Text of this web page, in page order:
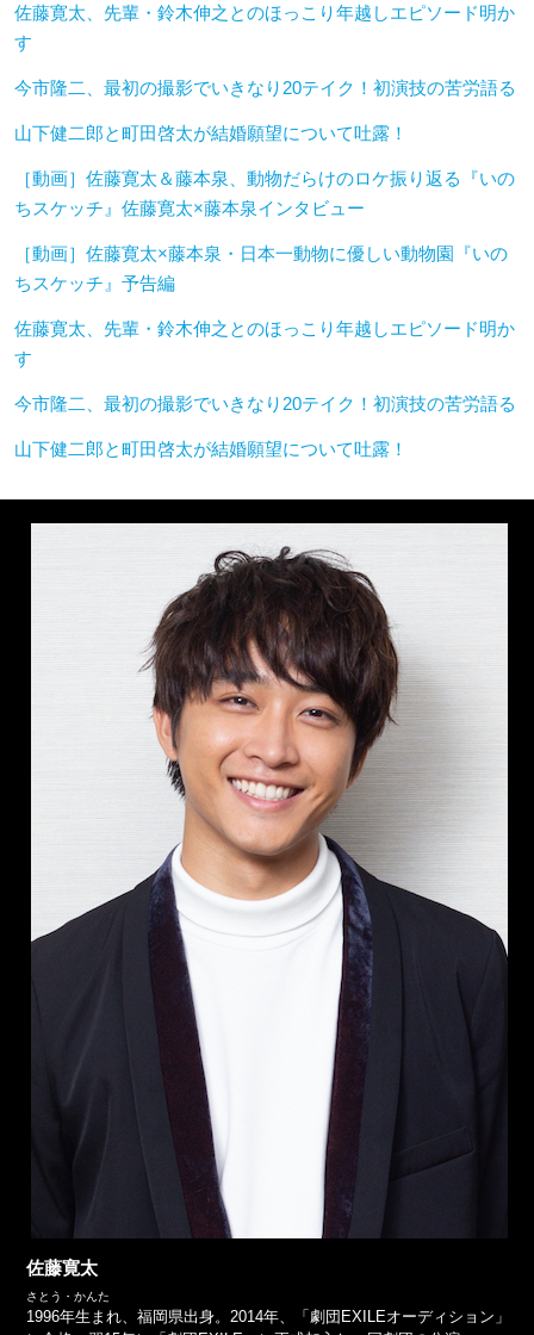
佐藤寛太、先輩・鈴木伸之とのほっこり年越しエピソード明か
す
今市隆二、最初の撮影でいきなり20テイク！初演技の苦労語る
山下健二郎と町田啓太が結婚願望について吐露！
［動画］佐藤寛太＆藤本泉、動物だらけのロケ振り返る『いの
ちスケッチ』佐藤寛太×藤本泉インタビュー
［動画］佐藤寛太×藤本泉・日本一動物に優しい動物園『いの
ちスケッチ』予告編
佐藤寛太、先輩・鈴木伸之とのほっこり年越しエピソード明か
す
今市隆二、最初の撮影でいきなり20テイク！初演技の苦労語る
山下健二郎と町田啓太が結婚願望について吐露！
佐藤寛太
さとう・かんた
1996年生まれ、福岡県出身。2014年、「劇団EXILEオーディション」